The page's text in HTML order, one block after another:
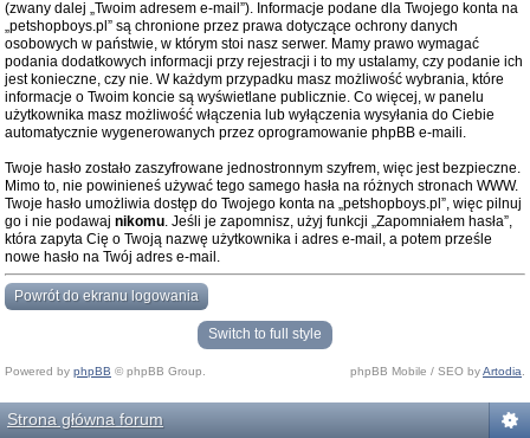
(zwany dalej „Twoim adresem e-mail”). Informacje podane dla Twojego konta na
„petshopboys.pl” są chronione przez prawa dotyczące ochrony danych
osobowych w państwie, w którym stoi nasz serwer. Mamy prawo wymagać
podania dodatkowych informacji przy rejestracji i to my ustalamy, czy podanie ich
jest konieczne, czy nie. W każdym przypadku masz możliwość wybrania, które
informacje o Twoim koncie są wyświetlane publicznie. Co więcej, w panelu
użytkownika masz możliwość włączenia lub wyłączenia wysyłania do Ciebie
automatycznie wygenerowanych przez oprogramowanie phpBB e-maili.
Twoje hasło zostało zaszyfrowane jednostronnym szyfrem, więc jest bezpieczne.
Mimo to, nie powinieneś używać tego samego hasła na różnych stronach WWW.
Twoje hasło umożliwia dostęp do Twojego konta na „petshopboys.pl”, więc pilnuj
go i nie podawaj nikomu. Jeśli je zapomnisz, użyj funkcji „Zapomniałem hasła”,
która zapyta Cię o Twoją nazwę użytkownika i adres e-mail, a potem prześle
nowe hasło na Twój adres e-mail.
Powrót do ekranu logowania
Switch to full style
Powered by phpBB © phpBB Group. phpBB Mobile / SEO byArtodia
Strona główna forum